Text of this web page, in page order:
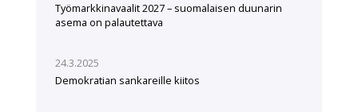
Työmarkkinavaalit 2027 – suomalaisen duunarin
asema on palautettava
24.3.2025
Demokratian sankareille kiitos